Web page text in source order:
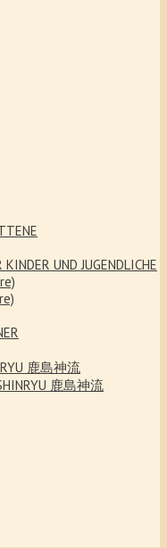
UND JUGENDLICHE
鹿島神流
鹿島神流